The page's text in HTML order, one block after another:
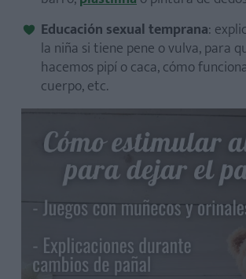
Educación sexual temprana:
la niña si tiene pene o vulva, para
hacemos pipí o caca, cómo
cuerpo, etc.